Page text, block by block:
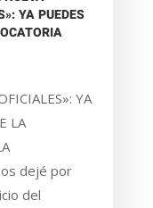
YA PUEDES
YA
LA
os dejé por
del